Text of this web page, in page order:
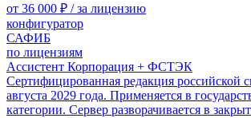
от 36 000 ₽ / за лицензию
конфигуратор
САФИБ
по лицензиям
Ассистент Корпорация + ФСТЭК
Сертифицированная редакция
августа 2029 года. Применяется в
категории. Сервер разворачивается в